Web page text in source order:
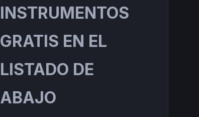
INSTRUMENTOS
GRATIS EN EL
LISTADO DE
ABAJO